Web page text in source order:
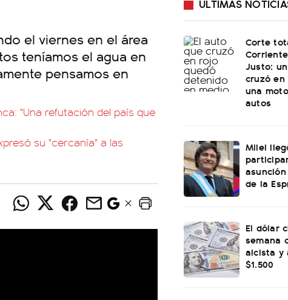
el viernes en el área
teníamos el agua en
pensamos en
"Una refutación del país que
su "cercanía" a las
ÚLTIMAS
Corte
Justo:
cruzó en
una
autos
Milei
de la
El dólar
semana
alcista y
$1.500